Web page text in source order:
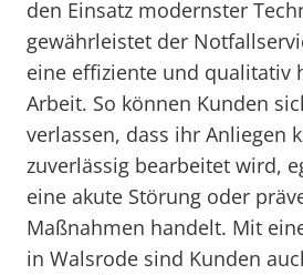
den Einsatz modernster
gewährleistet der
eine effiziente und qualitativ
Arbeit. So können Kunden
verlassen, dass ihr Anliegen
zuverlässig bearbeitet wird,
eine akute Störung oder
Maßnahmen handelt. Mit
in Walsrode sind Kunden